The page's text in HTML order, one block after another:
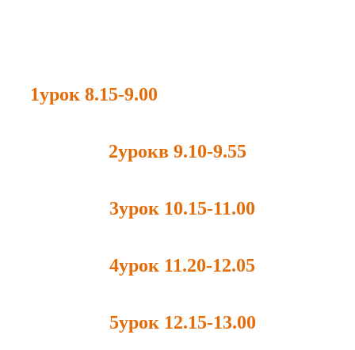
1урок 8.15-9.00
2урокв 9.10-9.55
3урок 10.15-11.00
4урок 11.20-12.05
5урок 12.15-13.00